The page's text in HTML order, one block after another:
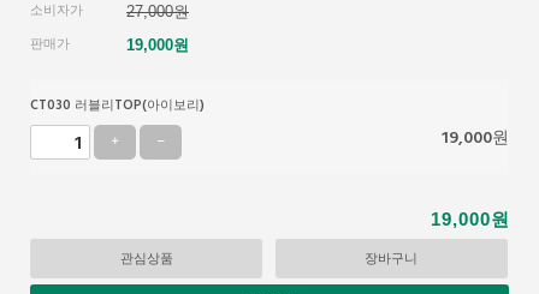
소비자가
27,000원
판매가
19,000원
CT030 러블리TOP(아이보리)
19,000원
19,000원
관심상품 장바구니